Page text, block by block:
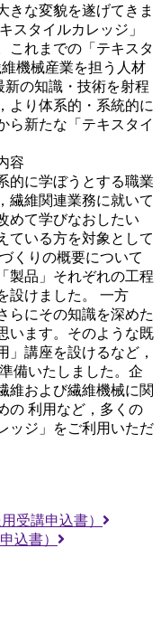
きな変貌を遂げてきま
スタイルカレッジ」
これまでの「テキスタ
機械産業を担う人材
の知識・技術を射程
より体系的・系統的に
ら新たな「テキスタイ
容
的に学ぼうとする職業
繊維関連業務に就いて
めて学びなおしたい
ている方を対象として
くりの概要について
製品」それぞれの工程
設けました。 一方
らにその知識を深めた
います。そのような既
」講座を設けるなど，
備いたしました。企
維および繊維機械に関
の 利用など，多くの
ッジ」をご利用いただ
受講申込書）
込書）